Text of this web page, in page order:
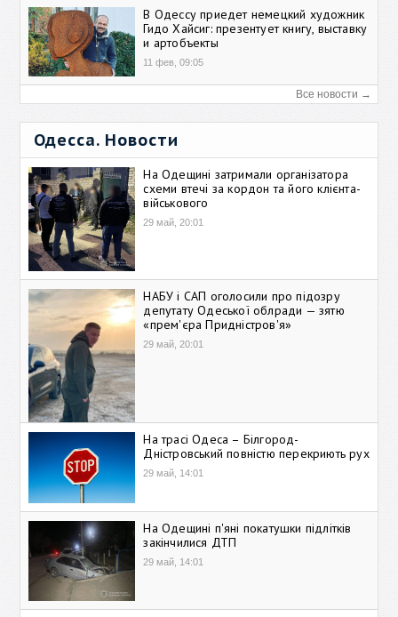
В Одессу приедет немецкий художник
Гидо Хайсиг: презентует книгу, выставку
и артобъекты
11 фев, 09:05
Все новости →
Одесса. Новости
На Одещині затримали організатора
схеми втечі за кордон та його клієнта-
військового
29 май, 20:01
НАБУ і САП оголосили про підозру
депутату Одеської облради — зятю
«прем'єра Придністров'я»
29 май, 20:01
На трасі Одеса – Білгород-
Дністровський повністю перекриють рух
29 май, 14:01
На Одещині п'яні покатушки підлітків
закінчилися ДТП
29 май, 14:01